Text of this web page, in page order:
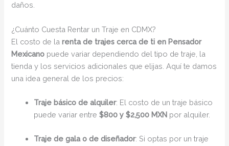
daños.
¿Cuánto Cuesta Rentar un Traje en CDMX?
El costo de larenta de trajes cerca de ti en Pensador
Mexicano puede variar dependiendo del tipo de traje, la
tienda y los servicios adicionales que elijas. Aquí te damos
una idea general de los precios:
Traje básico de alquiler: El costo de un traje básico
puede variar entre$800 y $2,500 MXN por alquiler.
Traje de gala o de diseñador: Si optas por un traje